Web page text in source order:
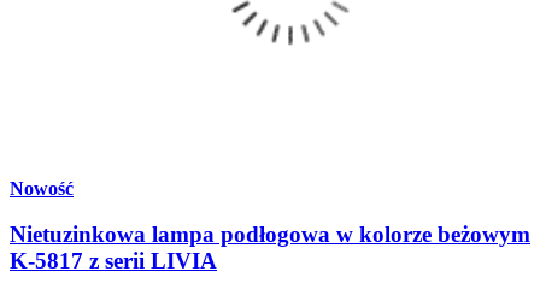
Nowość
Nietuzinkowa lampa podłogowa w kolorze beżowym
K-5817 z serii LIVIA